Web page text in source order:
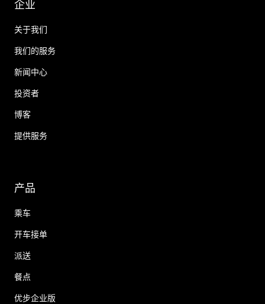
企业
关于我们
我们的服务
新闻中心
投资者
博客
提供服务
产品
乘车
开车接单
派送
餐点
优步企业版